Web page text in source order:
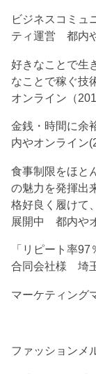
ビジネスコミ
ティ運営 都内
好きなことで生
なことで稼ぐ技
オンライン（
金銭・時間に余
内やオンライン
食事制限をほと
の魅力を発揮出
格好良く履けて
展開中 都内や
「リピート率
合同会社様 埼
マーケティング
ファッションメ